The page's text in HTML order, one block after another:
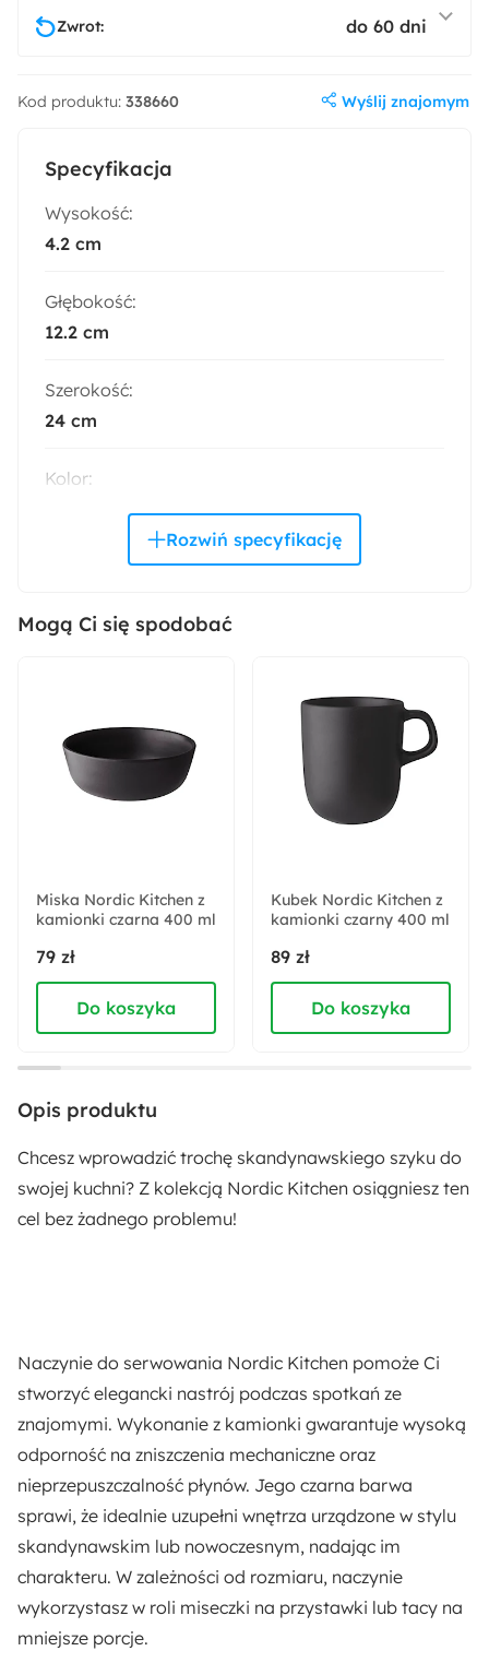
Specyfikacja
Wysokość:
4.2 cm
Głębokość:
12.2 cm
Szerokość:
24 cm
Kolor:
Montaż:
Do samodzielnego montażu
Długość:
12.2 cm
Materiał:
Ceramika
Pomieszczenie:
Jadalnia
Mogą Ci się spodobać
Miska Nordic Kitchen z
kamionki czarna 400 ml
79 zł
Do koszyka
Kubek Nordic Kitchen z
kamionki czarny 400 ml
89 zł
Do koszyka
Opis produktu
Chcesz wprowadzić trochę skandynawskiego szyku do
swojej kuchni? Z kolekcją Nordic Kitchen osiągniesz ten
cel bez żadnego problemu!
Naczynie do serwowania Nordic Kitchen pomoże Ci
stworzyć elegancki nastrój podczas spotkań ze
znajomymi. Wykonanie z kamionki gwarantuje wysoką
odporność na zniszczenia mechaniczne oraz
nieprzepuszczalność płynów. Jego czarna barwa
sprawi, że idealnie uzupełni wnętrza urządzone w stylu
skandynawskim lub nowoczesnym, nadając im
charakteru. W zależności od rozmiaru, naczynie
wykorzystasz w roli miseczki na przystawki lub tacy na
mniejsze porcje.
Zwrot: do 60 dni
Kod produktu: 338660 Wyślij znajomym